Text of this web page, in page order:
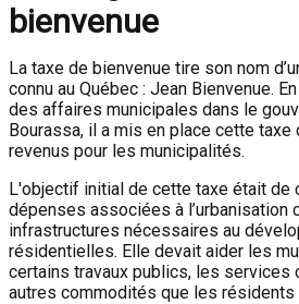
bienvenue
La taxe de bienvenue tire son nom
connu au Québec : Jean Bienvenue.
des affaires municipales dans le
Bourassa, il a mis en place cette taxe
revenus pour les municipalités.
L'objectif initial de cette taxe était de
dépenses associées à l’urbanisation
infrastructures nécessaires au
résidentielles. Elle devait aider les
certains travaux publics, les services
autres commodités que les résidents